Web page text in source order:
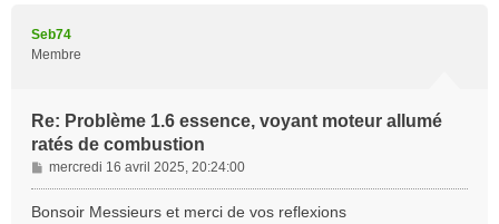
Seb74
Membre
Re: Problème 1.6 essence, voyant moteur allumé
ratés de combustion
M
e
mercredi 16 avril 2025, 20:24:00
Bonsoir Messieurs et merci de vos reflexions